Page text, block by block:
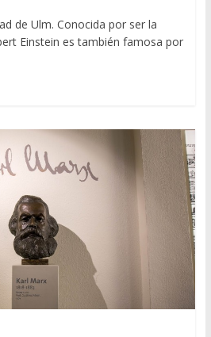
de Ulm. Conocida por ser la
Einstein es también famosa por